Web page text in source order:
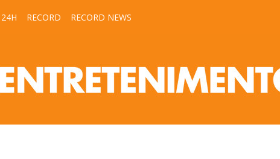
24H RECORD RECORD NEWS